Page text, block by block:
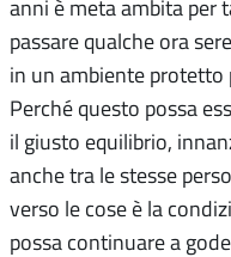
anni è meta ambita per
passare qualche ora
in un ambiente protetto
Perché questo possa
il giusto equilibrio,
anche tra le stesse
verso le cose è la
possa continuare a